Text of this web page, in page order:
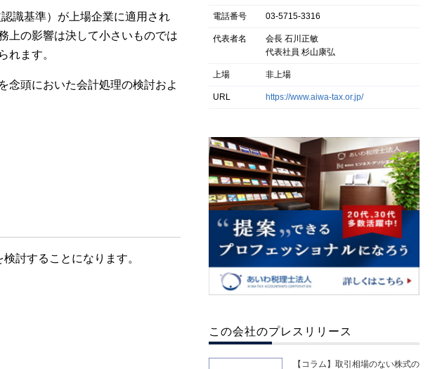
識基準）が上場企業に適用され
上の影響は決して小さいものでは
れます。
念頭においた会計処理の検討およ
討することになります。
電話番号 03-5715-3316
代表者名
会長 石川正敏
代表社員 杉山康弘
上場 非上場
URL https://www.aiwa-tax.or.jp/
この会社のプレスリリース
【コラム】取引相場のない株式の